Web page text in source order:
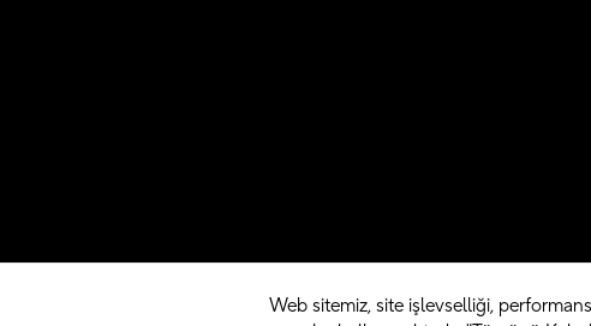
Web sitemiz, site işlevselliği,